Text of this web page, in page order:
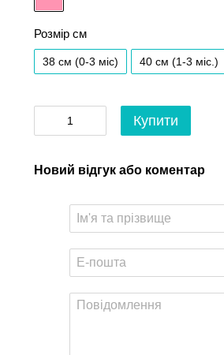
Розмір см
38 см (0-3 міс) 40 см (1-3 міс.)
Купити
Новий відгук або коментар